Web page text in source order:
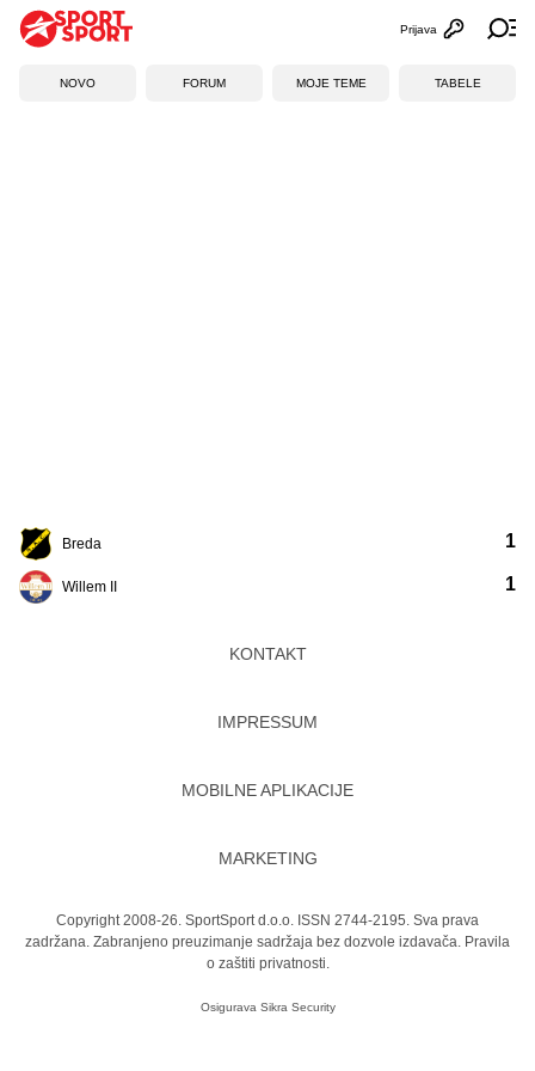
Otvori
Prijava
NOVO FORUM MOJE TEME TABELE
Breda
Willem II
1
1
KONTAKT
IMPRESSUM
MOBILNE APLIKACIJE
MARKETING
Copyright 2008-26. SportSport d.o.o. ISSN 2744-2195. Sva prava
zadržana. Zabranjeno preuzimanje sadržaja bez dozvole izdavača. Pravila
o zaštiti privatnosti.
Osigurava Sikra Security